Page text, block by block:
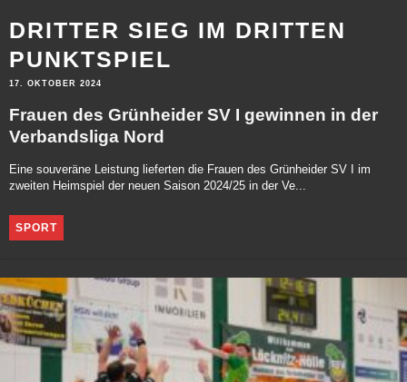
DRITTER SIEG IM DRITTEN
PUNKTSPIEL
17. OKTOBER 2024
Frauen des Grünheider SV I gewinnen in der
Verbandsliga Nord
Eine souveräne Leistung lieferten die Frauen des Grünheider SV I im
zweiten Heimspiel der neuen Saison 2024/25 in der Ve...
SPORT